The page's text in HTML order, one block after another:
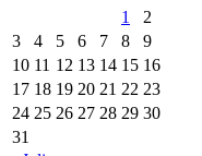
1
2
3
4 5 6 7 8
9
10 11 12 13 14 15 16
17 18 19 20 21 22 23
24 25 26 27 28 29 30
31